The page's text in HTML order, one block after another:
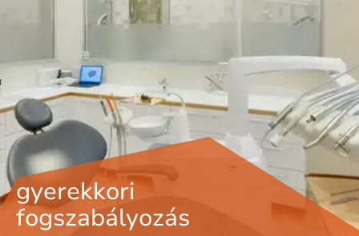
gyerekkori
fogszabályozás